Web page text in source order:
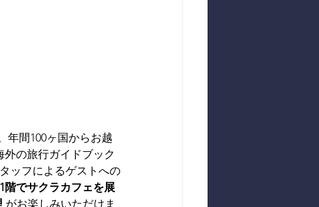
年間100ヶ国からお越
の旅行ガイドブック
ッフによるゲストへの
階でサクラカフェを展
がお楽しみいただけま